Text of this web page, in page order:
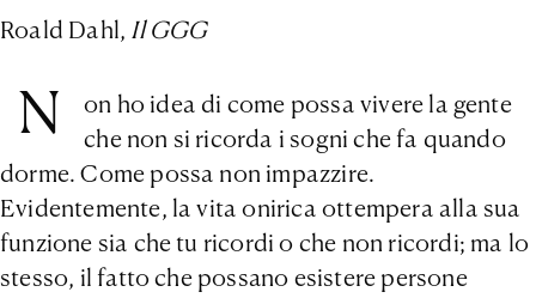
Roald Dahl, Il GGG
N
on ho idea di come possa vivere la gente
che non si ricorda i sogni che fa quando
dorme. Come possa non impazzire.
Evidentemente, la vita onirica ottempera alla sua
funzione sia che tu ricordi o che non ricordi; ma lo
stesso, il fatto che possano esistere persone